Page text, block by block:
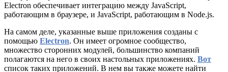
Electron обеспечивает интеграцию между JavaScript,
работающим в браузере, и JavaScript, работающим в Node.js.
На самом деле, указанные выше приложения созданы с
помощью Electron. Он имеет огромное сообщество,
множество сторонних модулей, большинство компаний
полагаются на него в своих настольных приложениях. Вот
список таких приложений. В нем вы также можете найти